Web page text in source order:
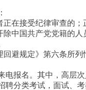
在接受纪律审查的
除中国共产党党籍的
避规定》第六条所列
电报名。其中，高层
聘分类考试，面试、